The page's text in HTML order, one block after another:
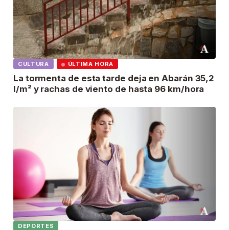
CULTURA ÚLTIMA HORA
La tormenta de esta tarde deja en Abarán 35,2
l/m² y rachas de viento de hasta 96 km/hora
DEPORTES